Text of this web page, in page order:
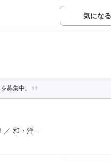
気になる
募集中。
和・洋...